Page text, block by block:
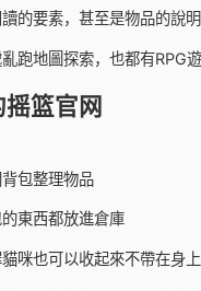
的要素，甚至是物品的說明
跑地圖探索，也都有RPG
篮官网
包整理物品
東西都放進倉庫
咪也可以收起來不帶在身